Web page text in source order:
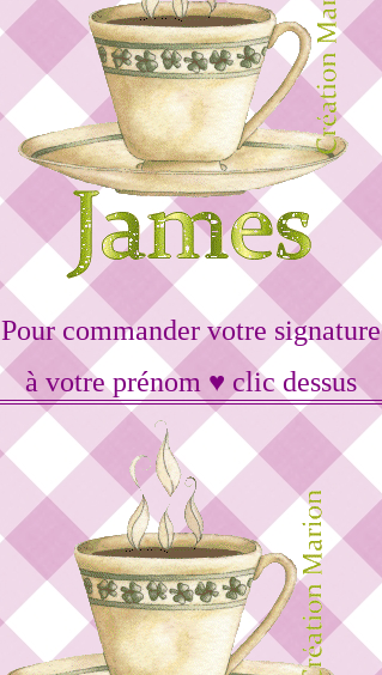
Pour commander votre signature
à votre prénom ♥ clic dessus